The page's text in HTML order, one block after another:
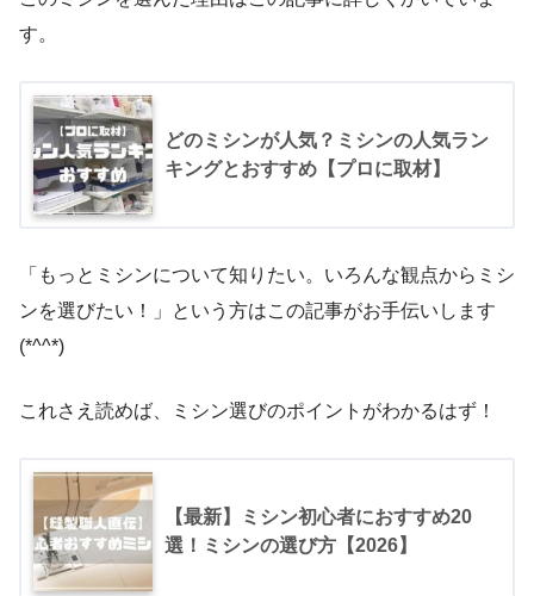
す。
どのミシンが人気？ミシンの人気ラン
キングとおすすめ【プロに取材】
「もっとミシンについて知りたい。いろんな観点からミシ
ンを選びたい！」という方はこの記事がお手伝いします
(*^^*)
これさえ読めば、ミシン選びのポイントがわかるはず！
【最新】ミシン初心者におすすめ20
選！ミシンの選び方【2026】